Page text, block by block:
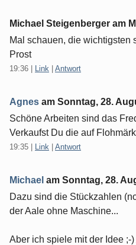
Michael Steigenberger am
Mal schauen, die wichtigsten
Prost
19:36 | Link | Antwort
Agnes am Sonntag, 28.
Schöne Arbeiten sind das
Verkaufst Du die auf
19:35 | Link | Antwort
Michael am Sonntag, 28.
Dazu sind die Stückzahlen
der Aale ohne Maschine...
Aber ich spiele mit der Idee ;-